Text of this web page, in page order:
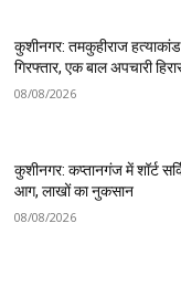
कुशीनगर: तमकुहीराज
गिरफ्तार, एक बाल अपचारी
08/08/2026
कुशीनगर: कप्तानगंज में शॉर्ट
आग, लाखों का नुकसान
08/08/2026